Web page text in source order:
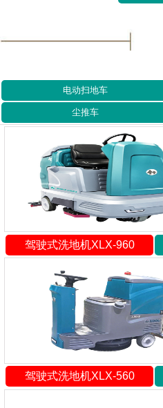
电动扫地车
尘推车
驾驶式洗地机XLX-960
驾驶式洗地机XLX-560